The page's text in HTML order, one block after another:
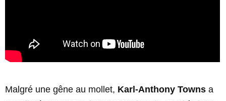
Malgré une gêne au mollet, Karl-Anthony Towns a